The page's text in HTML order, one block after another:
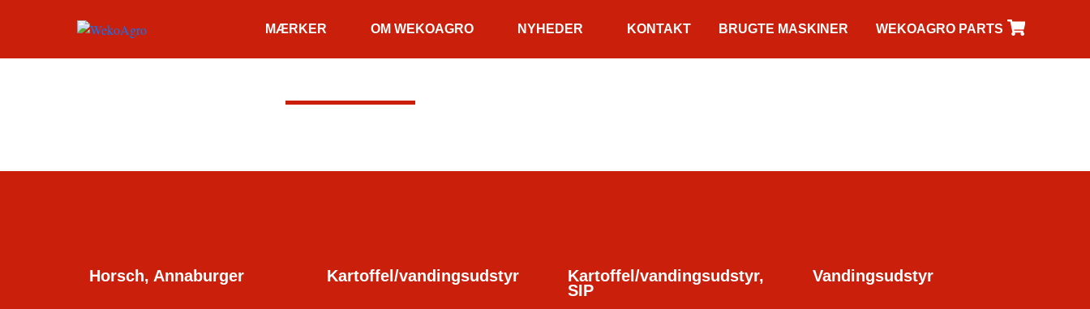
MÆRKER OM WEKOAGRO NYHEDER KONTAKT BRUGTE MASKINER WEKOAGRO PARTS
Horsch, Annaburger Kartoffel/vandingsudstyr
Kartoffel/vandingsudstyr,
SIP
Vandingsudstyr